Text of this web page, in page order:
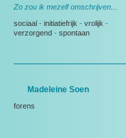
Zo zou ik mezelf omschrijven...
sociaal - initiatiefrijk - vrolijk -
verzorgend - spontaan
Madeleine Soen
forens